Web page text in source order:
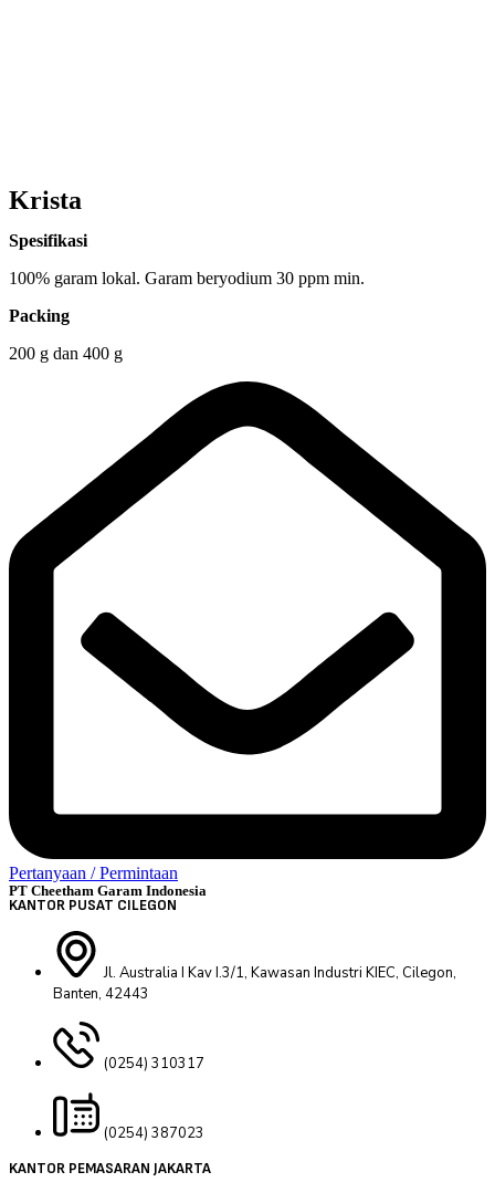
Krista
Spesifikasi
100% garam lokal. Garam beryodium 30 ppm min.
Packing
200 g dan 400 g
Pertanyaan / Permintaan
PT Cheetham Garam Indonesia
KANTOR PUSAT CILEGON
Jl. Australia I Kav I.3/1, Kawasan Industri KIEC, Cilegon,
Banten, 42443
(0254) 310317
(0254) 387023
KANTOR PEMASARAN JAKARTA